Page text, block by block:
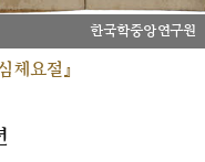
한국학중앙연구원
체요절』